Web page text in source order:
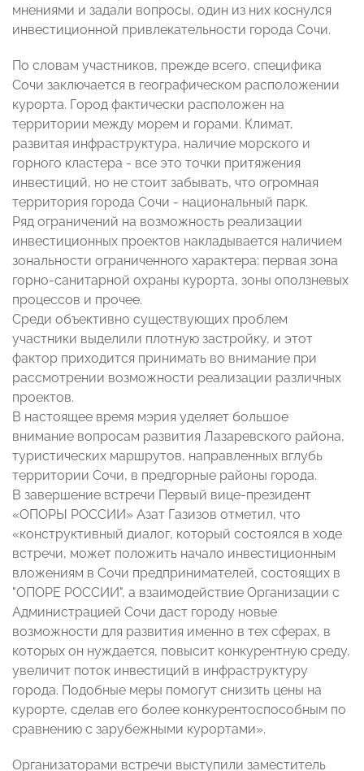
мнениями и задали вопросы, один из них коснулся
инвестиционной привлекательности города Сочи.
По словам участников, прежде всего, специфика
Сочи заключается в географическом расположении
курорта. Город фактически расположен на
территории между морем и горами. Климат,
развитая инфраструктура, наличие морского и
горного кластера - все это точки притяжения
инвестиций, но не стоит забывать, что огромная
территория города Сочи - национальный парк.
Ряд ограничений на возможность реализации
инвестиционных проектов накладывается наличием
зональности ограниченного характера: первая зона
горно-санитарной охраны курорта, зоны оползневых
процессов и прочее.
Среди объективно существующих проблем
участники выделили плотную застройку, и этот
фактор приходится принимать во внимание при
рассмотрении возможности реализации различных
проектов.
В настоящее время мэрия уделяет большое
внимание вопросам развития Лазаревского района,
туристических маршрутов, направленных вглубь
территории Сочи, в предгорные районы города.
В завершение встречи Первый вице-президент
«ОПОРЫ РОССИИ» Азат Газизов отметил, что
«конструктивный диалог, который состоялся в ходе
встречи, может положить начало инвестиционным
вложениям в Сочи предпринимателей, состоящих в
"ОПОРЕ РОССИИ", а взаимодействие Организации с
Администрацией Сочи даст городу новые
возможности для развития именно в тех сферах, в
которых он нуждается, повысит конкурентную среду,
увеличит поток инвестиций в инфраструктуру
города. Подобные меры помогут снизить цены на
курорте, сделав его более конкурентоспособным по
сравнению с зарубежными курортами».
Организаторами встречи выступили заместитель